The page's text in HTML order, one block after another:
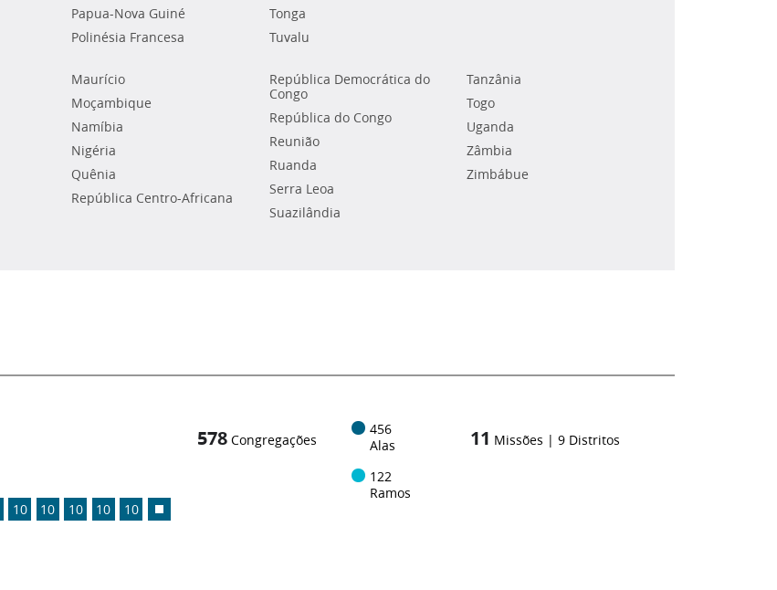
Papua-Nova Guiné
Polinésia Francesa
Tonga
Tuvalu
Maurício
Moçambique
Namíbia
Nigéria
Quênia
República Centro-Africana
República Democrática do
Congo
República do Congo
Reunião
Ruanda
Serra Leoa
Suazilândia
Tanzânia
Togo
Uganda
Zâmbia
Zimbábue
10 10 10 10 10
578 Congregações
456
Alas
122
Ramos
11 Missões | 9 Distritos